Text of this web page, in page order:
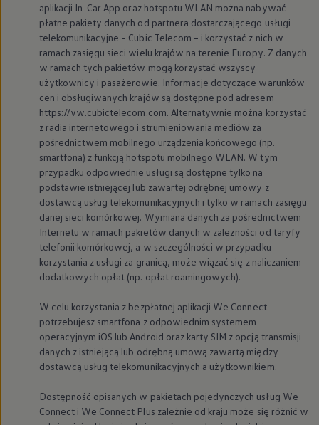
aplikacji In-Car App oraz hotspotu WLAN można nabywać
płatne pakiety danych od partnera dostarczającego usługi
telekomunikacyjne – Cubic Telecom – i korzystać z nich w
ramach zasięgu sieci wielu krajów na terenie Europy. Z danych
w ramach tych pakietów mogą korzystać wszyscy
użytkownicy i pasażerowie. Informacje dotyczące warunków
cen i obsługiwanych krajów są dostępne pod adresem
https://vw.cubictelecom.com. Alternatywnie można korzystać
z radia internetowego i strumieniowania mediów za
pośrednictwem mobilnego urządzenia końcowego (np.
smartfona) z funkcją hotspotu mobilnego WLAN. W tym
przypadku odpowiednie usługi są dostępne tylko na
podstawie istniejącej lub zawartej odrębnej umowy z
dostawcą usług telekomunikacyjnych i tylko w ramach zasięgu
danej sieci komórkowej. Wymiana danych za pośrednictwem
Internetu w ramach pakietów danych w zależności od taryfy
telefonii komórkowej, a w szczególności w przypadku
korzystania z usługi za granicą, może wiązać się z naliczaniem
dodatkowych opłat (np. opłat roamingowych).
W celu korzystania z bezpłatnej aplikacji We Connect
potrzebujesz smartfona z odpowiednim systemem
operacyjnym iOS lub Android oraz karty SIM z opcją transmisji
danych z istniejącą lub odrębną umową zawartą między
dostawcą usług telekomunikacyjnych a użytkownikiem.
Dostępność opisanych w pakietach pojedynczych usług We
Connect i We Connect Plus zależnie od kraju może się różnić w